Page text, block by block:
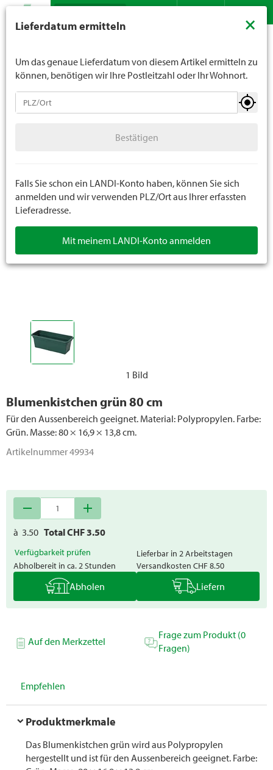
Suche
1 Bild
Blumenkistchen grün 80 cm
Für den Aussenbereich geeignet. Material: Polypropylen. Farbe:
Grün. Masse: 80 × 16,9 × 13,8 cm.
Artikelnummer49934
remove add
à 3.50 Total CHF3.50
Verfügbarkeit prüfen
Abholbereit in ca. 2 Stunden
Lieferbar in 2 Arbeitstagen
Versandkosten CHF 8.50
Abholen Liefern
Auf den Merkzettel
Frage zum Produkt (0
Fragen)
Empfehlen
Produktmerkmale
Das Blumenkistchen grün wird aus Polypropylen
hergestellt und ist für den Aussenbereich geeignet. Farbe:
Töpfe
Untersetzer
Pflanzenroller
Lieferdatum ermitteln ×
Um das genaue Lieferdatum von diesem Artikel ermitteln zu
können, benötigen wir Ihre Postleitzahl oder Ihr Wohnort.
Bestätigen
Falls Sie schon ein LANDI-Konto haben, können Sie sich
anmelden und wir verwenden PLZ/Ort aus Ihrer erfassten
Lieferadresse.
Mit meinem LANDI-Konto anmelden
unter 16 Jahren. Für Spirituosen gilt die Altersgrenze von
Sie uns verbindlich Ihr Alter an.